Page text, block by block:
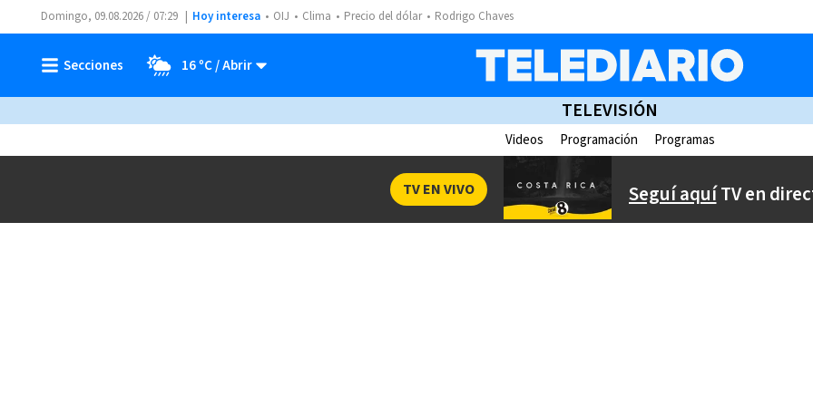
Domingo, 09.08.2026 / 07:29 Hoy interesa OIJ Clima Precio del dólar Rodrigo Chaves
16 ºC
TELEVISIÓN
Videos Programación Programas
Seguí aquíTV en
TV EN VIVO